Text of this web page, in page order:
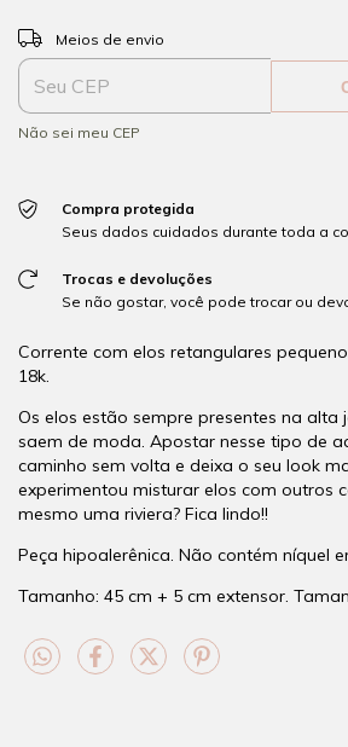
Entregas para o CEP:
Meios de envio
Não sei meu CEP
Compra protegida
Seus dados cuidados durante toda a
Trocas e devoluções
Se não gostar, você pode trocar ou
Corrente com elos retangulares
18k.
Os elos estão sempre presentes na alta
saem de moda. Apostar nesse tipo de
caminho sem volta e deixa o seu look
experimentou misturar elos com outros
mesmo uma riviera? Fica lindo!!
Peça hipoalerênica. Não contém níquel
Tamanho: 45 cm + 5 cm extensor.